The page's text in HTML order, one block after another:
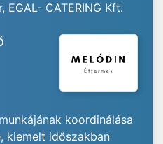
EGAL- CATERING Kft.
koordinálása
kiemelt időszakban